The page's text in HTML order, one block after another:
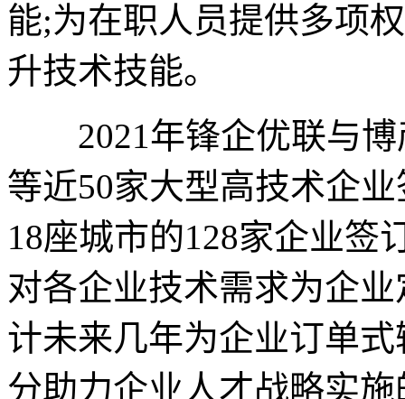
能;为在职人员提供多项
升技术技能。
2021年锋企优联与博
等近50家大型高技术企
18座城市的128家企业签
对各企业技术需求为企
计未来几年为企业订单
分助力企业人才战略实